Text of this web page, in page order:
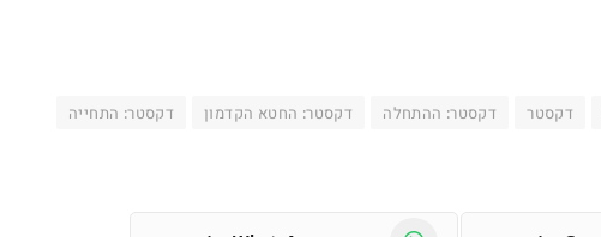
דקסטר דקסטר: ההתחלה דקסטר: החטא הקדמון
דקסטר: התחייה